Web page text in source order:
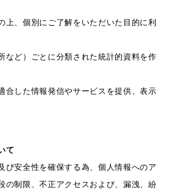
上、個別にご了解をいただいた目的に利
など）ごとに分類された統計的資料を作
合した情報発信やサービスを提供、表示
て
び安全性を確保する為、個人情報へのア
の制限、不正アクセスおよび、漏洩、紛